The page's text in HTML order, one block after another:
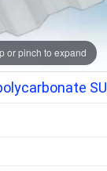
or pinch to expand